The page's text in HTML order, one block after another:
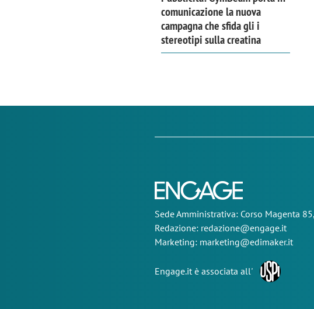
comunicazione la nuova
campagna che sfida gli i
stereotipi sulla creatina
SedeAmministrativa: Corso Magenta 85,
Redazione: redazione@engage.it
Marketing: marketing@edimaker.it
Engage.it è associata all'